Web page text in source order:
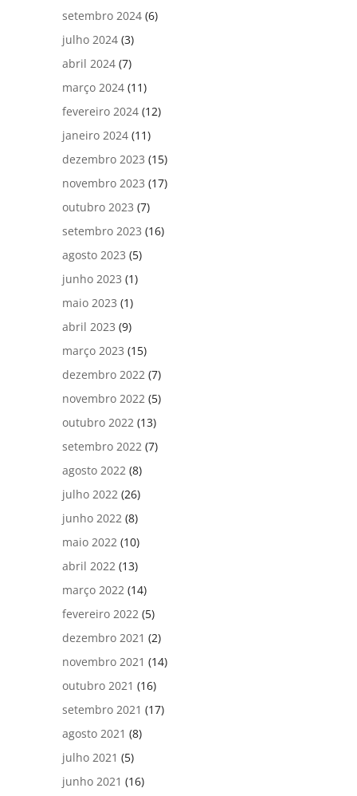
setembro 2024 (6)
julho 2024 (3)
abril 2024 (7)
março 2024 (11)
fevereiro 2024 (12)
janeiro 2024 (11)
dezembro 2023 (15)
novembro 2023 (17)
outubro 2023 (7)
setembro 2023 (16)
agosto 2023 (5)
junho 2023 (1)
maio 2023 (1)
abril 2023 (9)
março 2023 (15)
dezembro 2022 (7)
novembro 2022 (5)
outubro 2022 (13)
setembro 2022 (7)
agosto 2022 (8)
julho 2022 (26)
junho 2022 (8)
maio 2022 (10)
abril 2022 (13)
março 2022 (14)
fevereiro 2022 (5)
dezembro 2021 (2)
novembro 2021 (14)
outubro 2021 (16)
setembro 2021 (17)
agosto 2021 (8)
julho 2021 (5)
junho 2021 (16)